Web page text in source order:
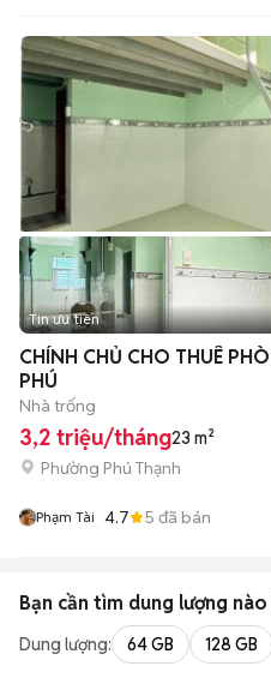
Tin ưu tiên
CHÍNH CHỦ CHO THUÊ
PHÚ
Nhà trống
3,2 triệu/tháng23 m²
Phường Phú Thạnh
Phạm Tài 4.7 5 đã bán
Bạn cần tìm dung lượng nào
Dung lượng: 64 GB 128 GB